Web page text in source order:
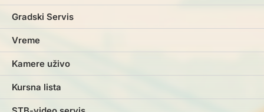
Gradski Servis
Vreme
Kamere uživo
Kursna lista